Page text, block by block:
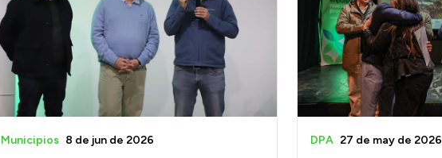
Municipios 8 de jun de 2026 DPA 27 de may de 2026